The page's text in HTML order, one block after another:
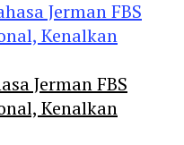
Jerman FBS
Kenalkan